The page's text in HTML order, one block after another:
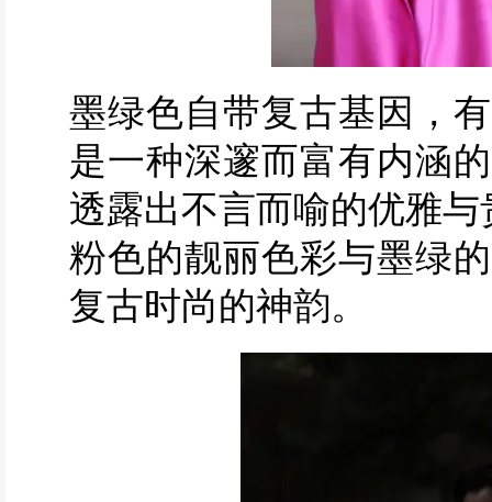
墨绿色自带复古基因，
是一种深邃而富有内涵
透露出不言而喻的优雅与
粉色的靓丽色彩与墨绿
复古时尚的神韵。